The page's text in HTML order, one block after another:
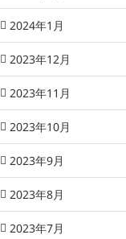
2024年1月
2023年12月
2023年11月
2023年10月
2023年9月
2023年8月
2023年7月